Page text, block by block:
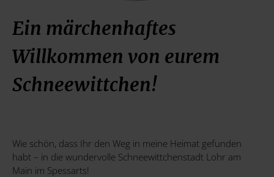
Ein märchenhaftes
Willkommen von eurem
Schneewittchen!
Wie schön, dass Ihr den Weg in meine Heimat gefunden
habt – in die wundervolle Schneewittchenstadt Lohr am
Main im Spessarts!